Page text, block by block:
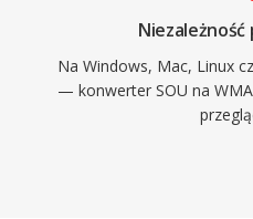
Na Windows, Mac, Linux
— konwerter SOU na